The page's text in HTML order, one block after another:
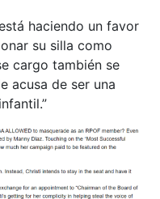
haciendo un favor
su silla como
cargo también se
acusa de ser una